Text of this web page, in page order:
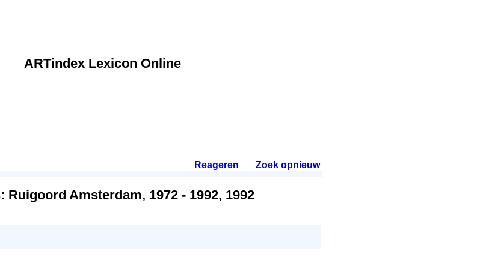
ARTindex Lexicon Online
Reageren Zoek opnieuw.
Amsterdam, 1972 - 1992, 1992